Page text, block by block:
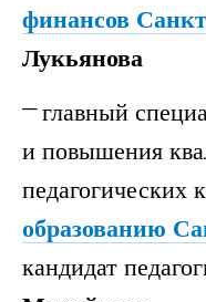
финансов
Лукьянова
главный
и повышения
педагогических
образованию
кандидат